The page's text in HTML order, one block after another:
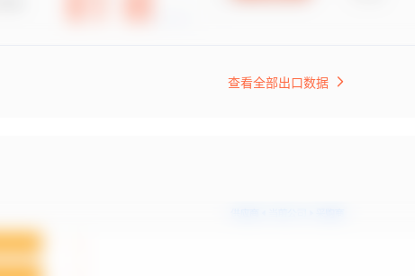
查看全部出口数据